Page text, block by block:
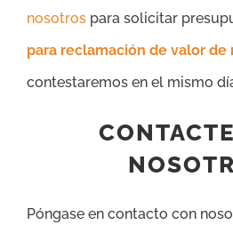
nosotros para solicitar
para reclamación de valor de
contestaremos en el mismo
Póngase en contacto con